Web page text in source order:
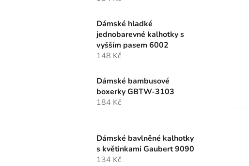
Dámské hladké
jednobarevné kalhotky s
vyšším pasem 6002
148 Kč
Dámské bambusové
boxerky GBTW-3103
184 Kč
Dámské bavlněné kalhotky
s květinkami Gaubert 9090
134 Kč